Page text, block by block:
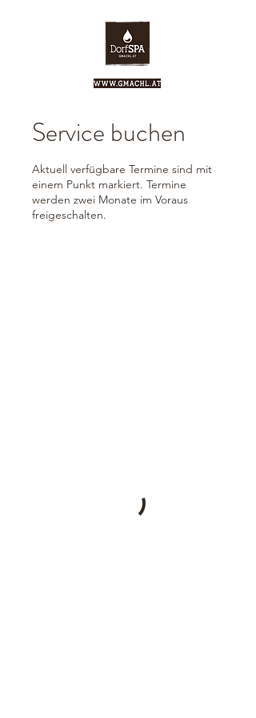
Service buchen
Aktuell verfügbare Termine sind mit
einem Punkt markiert. Termine
werden zwei Monate im Voraus
freigeschalten.